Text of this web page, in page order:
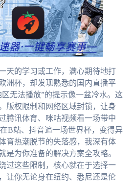
天的学习或工作，满心期待地打
洲杯，却发现熟悉的国内直播平
无法播放”的提示像一盆冷水。这
版权限制和网络区域封锁，让身
腾讯体育、咪咕视频看一场带中
B站、抖音追一场世界杯，变得异
育热潮脱节的失落感，我深有体
是为你准备的解决方案全攻略。
过这些限制，核心就在于选择一
让你无论身在纽约、悉尼还是伦